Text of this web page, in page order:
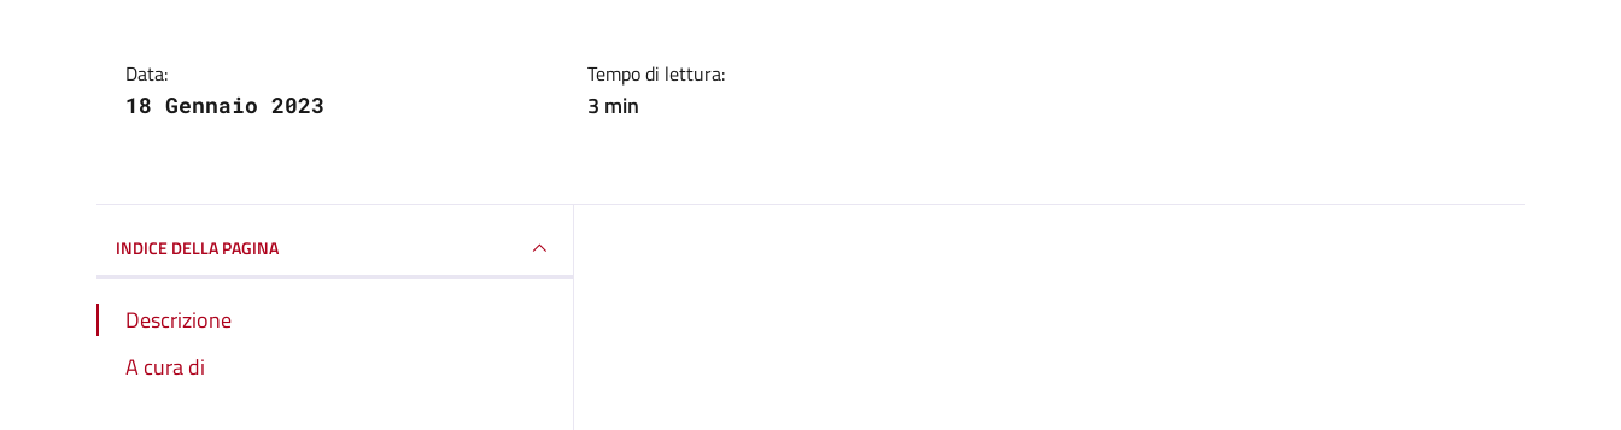
Data:
18 Gennaio 2023
Tempo di lettura:
3 min
INDICE DELLA PAGINA
Descrizione
A cura di